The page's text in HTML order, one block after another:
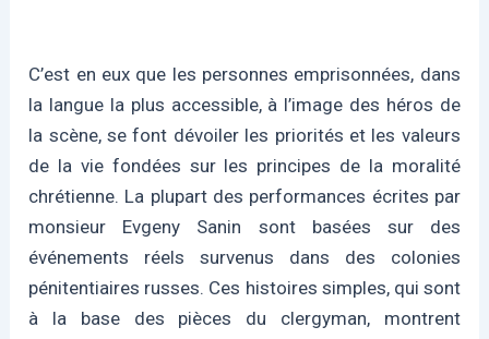
C’est en eux que les personnes emprisonnées, dans
la langue la plus accessible, à l’image des héros de
la scène, se font dévoiler les priorités et les valeurs
de la vie fondées sur les principes de la moralité
chrétienne. La plupart des performances écrites par
monsieur Evgeny Sanin sont basées sur des
événements réels survenus dans des colonies
pénitentiaires russes. Ces histoires simples, qui sont
à la base des pièces du clergyman, montrent